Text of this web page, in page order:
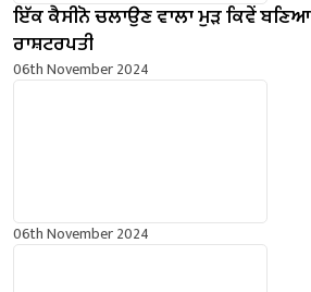
ਇੱਕ ਕੈਸੀਨੋ ਚਲਾਉਣ ਵਾਲਾ ਮੁੜ ਕਿਵੇਂ
ਰਾਸ਼ਟਰਪਤੀ
06th November 2024
06th November 2024